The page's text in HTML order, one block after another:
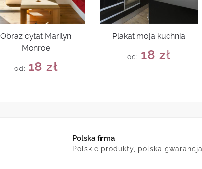
Obraz cytat Marilyn
Monroe
od: 18 zł
Plakat moja kuchnia
od: 18 zł
Polska firma
Polskie produkty, polska gwarancja